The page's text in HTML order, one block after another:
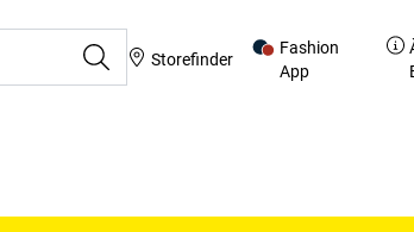
Storefinder
Fashion
App